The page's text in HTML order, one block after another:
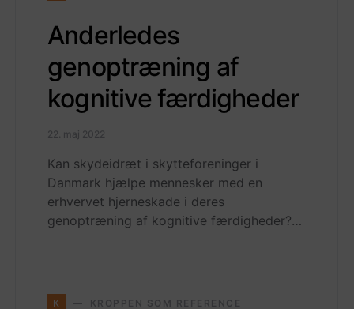
Anderledes
genoptræning af
kognitive færdigheder
22. maj 2022
Kan skydeidræt i skytteforeninger i
Danmark hjælpe mennesker med en
erhvervet hjerneskade i deres
genoptræning af kognitive færdigheder?…
K KROPPEN SOM REFERENCE